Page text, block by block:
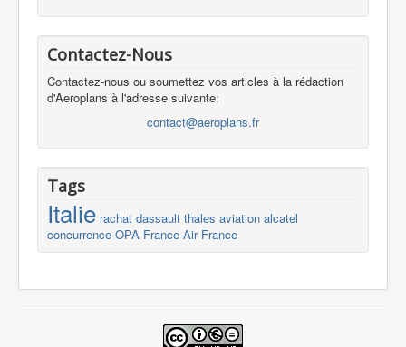
Contactez-Nous
Contactez-nous ou soumettez vos articles à la rédaction
d'Aeroplans à l'adresse suivante:
contact@aeroplans.fr
Tags
Italie rachat dassault thales aviation alcatel
concurrence OPA France Air France